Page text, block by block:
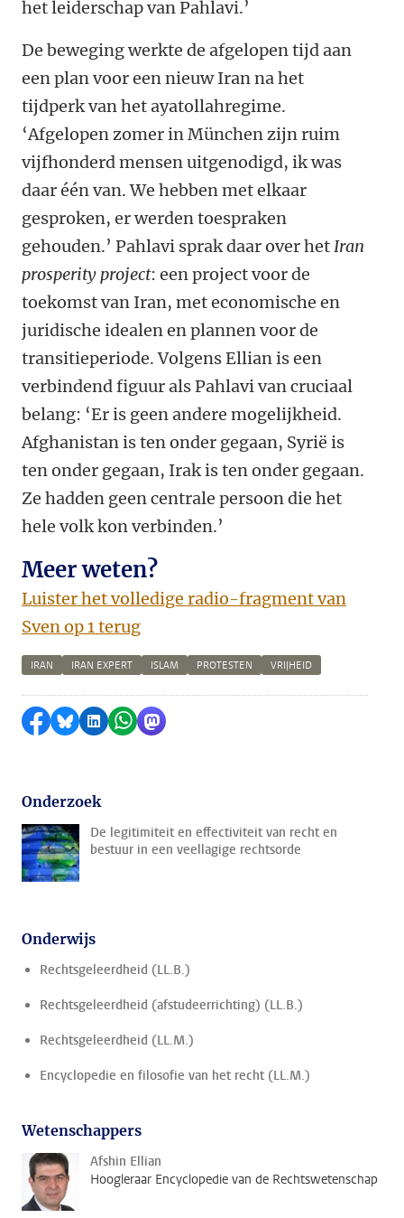
het leiderschap van Pahlavi.’
De beweging werkte de afgelopen tijd aan
een plan voor een nieuw Iran na het
tijdperk van het ayatollahregime.
‘Afgelopen zomer in München zijn ruim
vijfhonderd mensen uitgenodigd, ik was
daar één van. We hebben met elkaar
gesproken, er werden toespraken
gehouden.’ Pahlavi sprak daar over hetIran
prosperity project: een project voor de
toekomst van Iran, met economische en
juridische idealen en plannen voor de
transitieperiode. Volgens Ellian is een
verbindend figuur als Pahlavi van cruciaal
belang: ‘Er is geen andere mogelijkheid.
Afghanistan is ten onder gegaan, Syrië is
ten onder gegaan, Irak is ten onder gegaan.
Ze hadden geen centrale persoon die het
hele volk kon verbinden.’
Meer weten?
Luister het volledige radio-fragment van
Sven op 1 terug
IRAN IRAN EXPERT ISLAM PROTESTEN VRIJHEID
Delen op Facebook
Delen via Bluesky
Delen op LinkedIn
Delen via WhatsApp
Delen via Mastodon
Onderzoek
De legitimiteit en effectiviteit van recht en
bestuur in een veellagige rechtsorde
Onderwijs
Rechtsgeleerdheid (LL.B.)
Rechtsgeleerdheid (afstudeerrichting) (LL.B.)
Rechtsgeleerdheid (LL.M.)
Encyclopedie en filosofie van het recht (LL.M.)
Wetenschappers
Afshin Ellian
Hoogleraar Encyclopedie van de Rechtswetenschap